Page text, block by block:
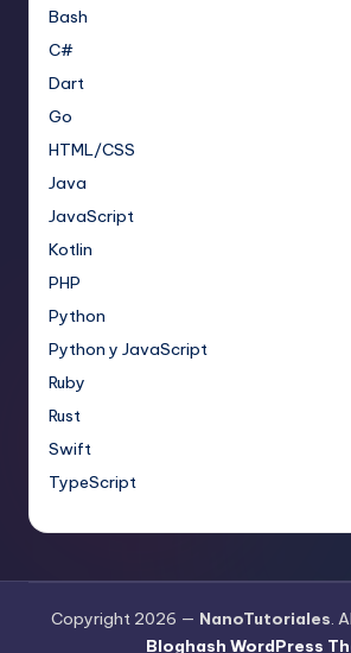
Bash
C#
Dart
Go
HTML/CSS
Java
JavaScript
Kotlin
PHP
Python
Python y JavaScript
Ruby
Rust
Swift
TypeScript
Copyright 2026 — NanoTutoriales.
Bloghash WordPress